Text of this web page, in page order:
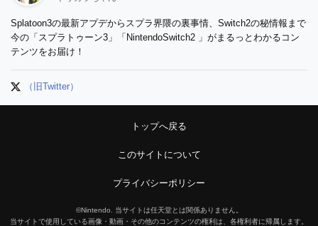
Splatoon3の最新アプデからスプラ界隈の裏事情、Switch2の秘情報まで
今の「スプラトゥーン3」「NintendoSwitch2 」がまるっとわかるコン
テンツをお届け！
（旧Twitter）
トップへ戻る
このサイトについて
プライバシーポリシー
©Nintendo. 当サイトは任天堂とは関係ありません。
当サイトで使用している画像・動画・その他のコンテンツの権利は、各権利者に帰属します。